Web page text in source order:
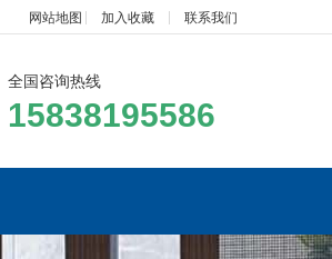
网站地图 加入收藏 联系我们
全国咨询热线
15838195586